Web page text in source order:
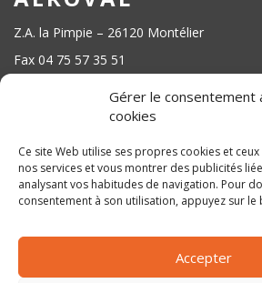
Gérer le consentement
cookies
Ce site Web utilise ses propres cookies et
nos services et vous montrer des publicités
analysant vos habitudes de navigation. Pour
consentement à son utilisation, appuyez sur le
Accepter
Z.A. la Pimpie – 26120 Montélier
Fax 04 75 57 35 51
SUIVEZ NOUS SUR LES RÉSEAUX
PLAN DU SITE
DONNÉES PERSONNELLES